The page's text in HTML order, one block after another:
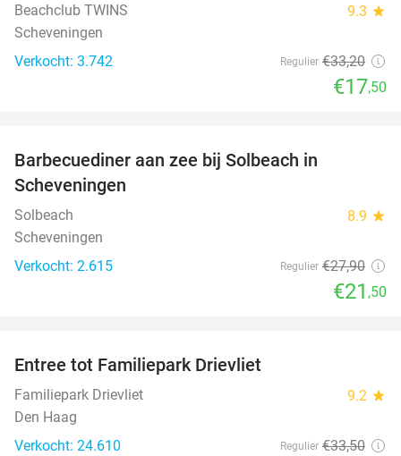
Beachclub TWINS 9.3 star
Scheveningen
Verkocht: 3.742
Regulier €33,20
€17,50
Barbecuediner aan zee bij Solbeach in
Scheveningen
Solbeach 8.9 star
Scheveningen
Verkocht: 2.615
Regulier €27,90
€21 ,50
Entree tot Familiepark Drievliet
Familiepark Drievliet 9.2 star
Den Haag
Verkocht: 24.610
Regulier €33,50